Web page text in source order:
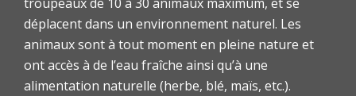
déplacent dans un environnement naturel. Les
animaux sont à tout moment en pleine nature et
ont accès à de l’eau fraîche ainsi qu’à une
alimentation naturelle (herbe, blé, maïs, etc.).